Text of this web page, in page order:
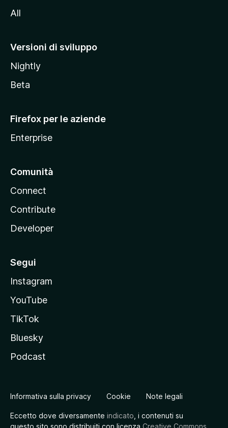
t
M
z
i
a
All
Versioni di sviluppo
Nightly
Beta
Firefox per le aziende
Enterprise
Comunità
Connect
Contribute
Developer
Segui
Instagram
YouTube
TikTok
Bluesky
Podcast
Informativa sulla privacy Cookie Note legali
Eccetto dove diversamente indicato , i contenuti su
questo sito sono distribuiti con licenza Creative Commons